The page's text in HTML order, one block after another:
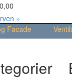
0,00
»
Facade